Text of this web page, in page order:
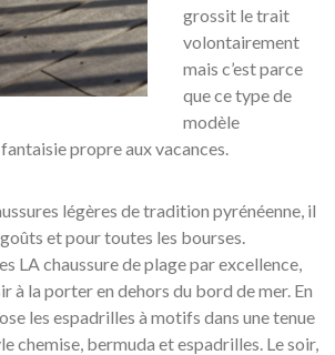
grossit le trait
volontairement
mais c’est parce
que ce type de
modèle
propre aux vacances.
légères de tradition pyrénéenne, il
et pour toutes les bourses.
LA chaussure de plage par excellence,
à la porter en dehors du bord de mer. En
les espadrilles à motifs dans une tenue
chemise, bermuda et espadrilles. Le soir,